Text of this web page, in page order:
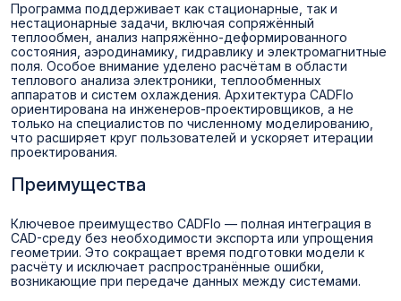
Программа поддерживает как стационарные, так и
нестационарные задачи, включая сопряжённый
теплообмен, анализ напряжённо-деформированного
состояния, аэродинамику, гидравлику и электромагнитные
поля. Особое внимание уделено расчётам в области
теплового анализа электроники, теплообменных
аппаратов и систем охлаждения. Архитектура CADFlo
ориентирована на инженеров-проектировщиков, а не
только на специалистов по численному моделированию,
что расширяет круг пользователей и ускоряет итерации
проектирования.
Преимущества
Ключевое преимущество CADFlo — полная интеграция в
CAD-среду без необходимости экспорта или упрощения
геометрии. Это сокращает время подготовки модели к
расчёту и исключает распространённые ошибки,
возникающие при передаче данных между системами.